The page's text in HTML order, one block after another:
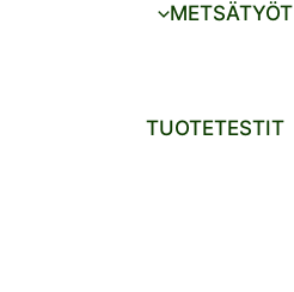
METSÄTYÖT
TUOTETESTIT